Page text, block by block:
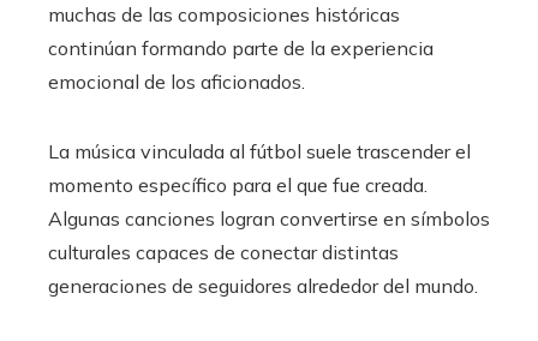
muchas de las composiciones históricas
continúan formando parte de la experiencia
emocional de los aficionados.
La música vinculada al fútbol suele trascender el
momento específico para el que fue creada.
Algunas canciones logran convertirse en símbolos
culturales capaces de conectar distintas
generaciones de seguidores alrededor del mundo.